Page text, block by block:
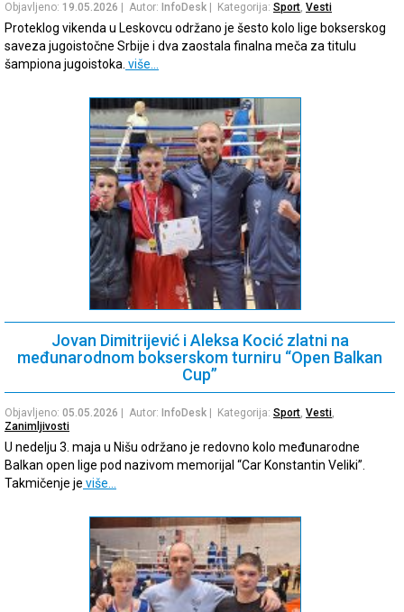
Objavljeno: 19.05.2026 | Autor: InfoDesk | Kategorija: Sport, Vesti
Proteklog vikenda u Leskovcu održano je šesto kolo lige bokserskog
saveza jugoistočne Srbije i dva zaostala finalna meča za titulu
šampiona jugoistoka. više…
Jovan Dimitrijević i Aleksa Kocić zlatni na
međunarodnom bokserskom turniru “Open Balkan
Cup”
Objavljeno: 05.05.2026 | Autor: InfoDesk | Kategorija: Sport, Vesti,
Zanimljivosti
U nedelju 3. maja u Nišu održano je redovno kolo međunarodne
Balkan open lige pod nazivom memorijal “Car Konstantin Veliki”.
Takmičenje je više…